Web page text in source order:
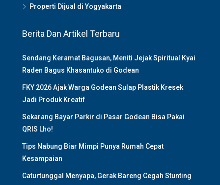
Properti Dijual di Yogyakarta
Berita Dan Artikel Terbaru
Sendang Keramat Bagusan, Meniti Jejak Spiritual Kyai
Raden Bagus Khasantuko di Godean
FKY 2026 Ajak Warga Godean Sulap Plastik Kresek
Jadi Produk Kreatif
Sekarang Bayar Parkir di Pasar Godean Bisa Pakai
QRIS Lho!
Tips Nabung Biar Mimpi Punya Rumah Cepat
Kesampaian
Caturtunggal Menyapa, Gerak Bareng Cegah Stunting